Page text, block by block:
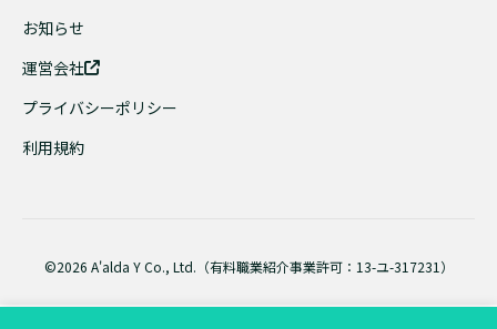
お知らせ
運営会社
プライバシーポリシー
利用規約
©2026 A'alda Y Co., Ltd.（有料職業紹介事業許可：13-ユ-317231）